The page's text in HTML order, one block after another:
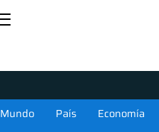
Mundo País
Economía